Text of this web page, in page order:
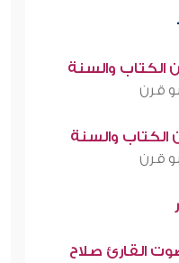
الكتاب والسنة
قرن
الكتاب والسنة
قرن
القارئ صلاح